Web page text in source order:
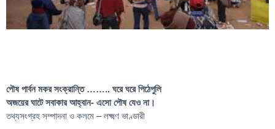
পৌষ পার্বন মকর সংক্রান্তি …….. ঘরে ঘরে পিঠেপুলি
অজয়ের ঘাটে সবাকার আহ্বান- এসো পৌষ যেও না।
তথ্যসংগ্রহ সম্পাদনা ও কলমে – লক্ষ্মণ ভাণ্ডারী